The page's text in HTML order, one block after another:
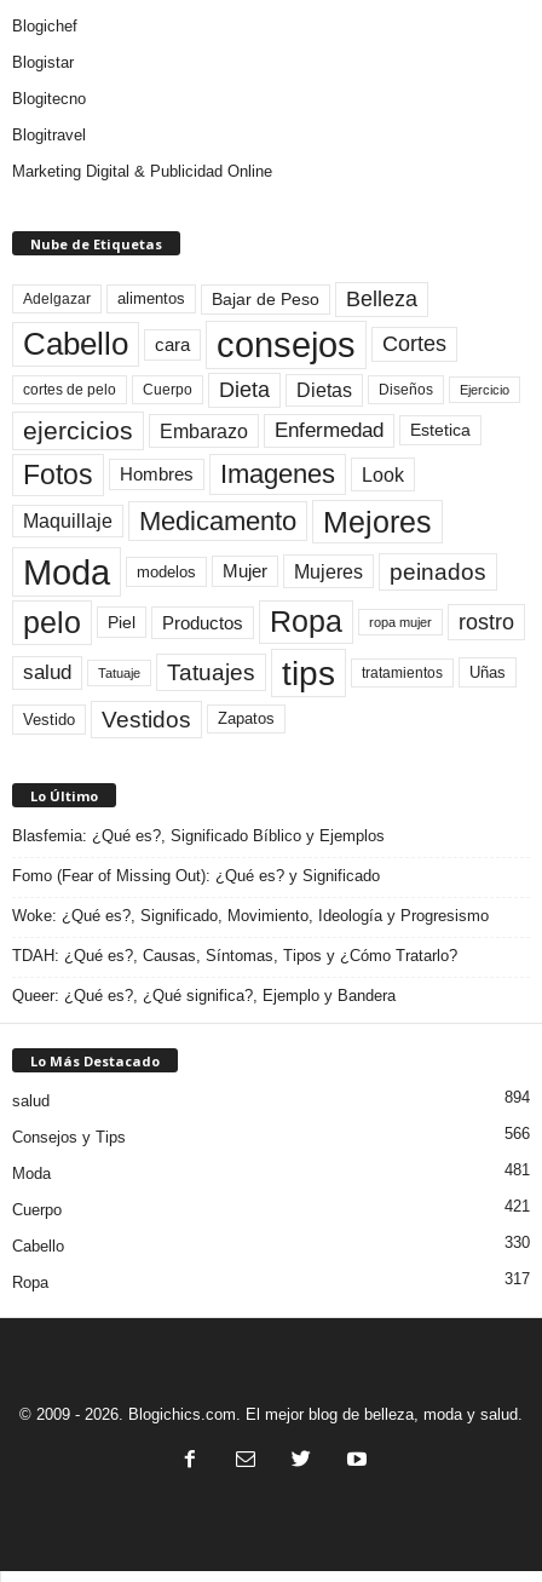
Blogichef
Blogistar
Blogitecno
Blogitravel
Marketing Digital & Publicidad Online
Nube de Etiquetas
Adelgazar alimentos Bajar de Peso Belleza
Cabello cara consejos Cortes
cortes de pelo Cuerpo Dieta Dietas Diseños Ejercicio
ejercicios Embarazo Enfermedad Estetica
Fotos Hombres Imagenes Look
Maquillaje Medicamento Mejores
Moda modelos Mujer Mujeres peinados
pelo Piel Productos Ropa ropa mujer rostro
salud Tatuaje Tatuajes tips tratamientos Uñas
Vestido Vestidos Zapatos
Lo Último
Blasfemia: ¿Qué es?, Significado Bíblico y Ejemplos
Fomo (Fear of Missing Out): ¿Qué es? y Significado
Woke: ¿Qué es?, Significado, Movimiento, Ideología y Progresismo
TDAH: ¿Qué es?, Causas, Síntomas, Tipos y ¿Cómo Tratarlo?
Queer: ¿Qué es?, ¿Qué significa?, Ejemplo y Bandera
Lo Más Destacado
salud 894
Consejos y Tips 566
Moda 481
Cuerpo 421
Cabello 330
Ropa 317
© 2009 - 2026. Blogichics.com. El mejor blog de belleza, moda y salud.